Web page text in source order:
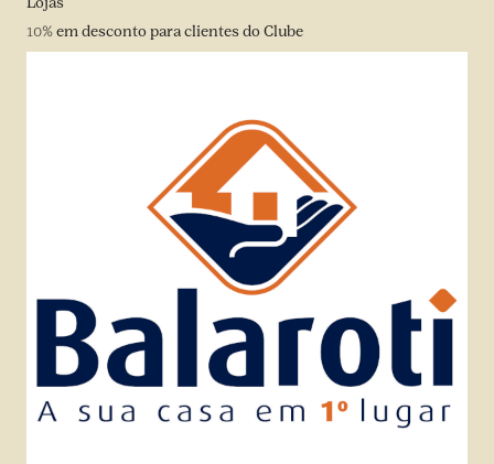
10%em desconto para clientes do Clube